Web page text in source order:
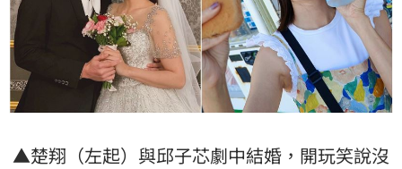
▲楚翔（左起）與邱子芯劇中結婚，開玩笑說沒